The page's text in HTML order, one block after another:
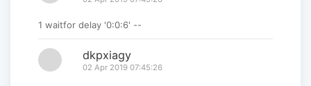
1 waitfor delay '0:0:6' --
dkpxiagy
02 Apr 2019 07:45:26